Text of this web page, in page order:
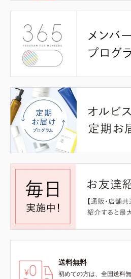
送料無料
初めての方は、全国送料